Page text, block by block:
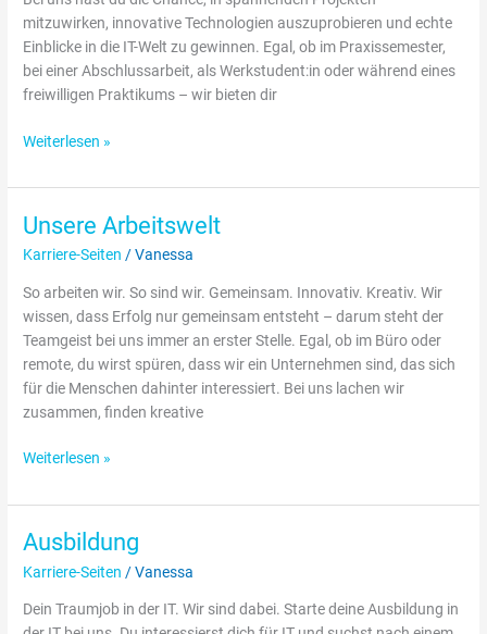
mitzuwirken, innovative Technologien auszuprobieren und echte
Einblicke in die IT-Welt zu gewinnen. Egal, ob im Praxissemester,
bei einer Abschlussarbeit, als Werkstudent:in oder während eines
freiwilligen Praktikums – wir bieten dir
Weiterlesen »
Unsere Arbeitswelt
Karriere-Seiten /Vanessa
So arbeiten wir. So sind wir. Gemeinsam. Innovativ. Kreativ. Wir
wissen, dass Erfolg nur gemeinsam entsteht – darum steht der
Teamgeist bei uns immer an erster Stelle. Egal, ob im Büro oder
remote, du wirst spüren, dass wir ein Unternehmen sind, das sich
für die Menschen dahinter interessiert. Bei uns lachen wir
zusammen, finden kreative
Unsere
Arbeitswelt
Weiterlesen »
Ausbildung
Karriere-Seiten /Vanessa
Dein Traumjob in der IT. Wir sind dabei. Starte deine Ausbildung in
Ausbildung